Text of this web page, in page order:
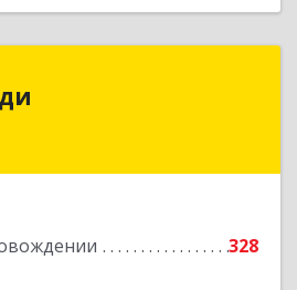
328
Автономный округ
Подробнее